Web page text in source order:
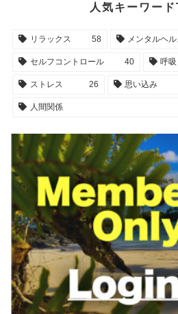
人気キーワー
リラックス 58 メンタルヘル
セルフコントロール 40 呼吸
ストレス 26 思い込み
人間関係